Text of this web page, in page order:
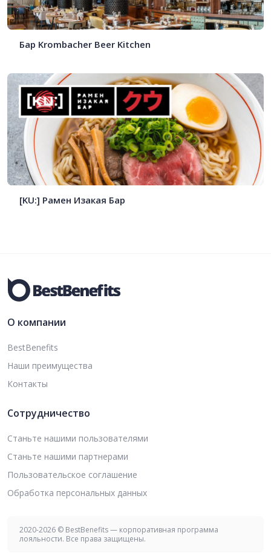
Бар Krombacher Beer Kitchen
[KU:] Рамен Изакая Бар
О компании
BestBenefits
Наши преимущества
Контакты
Сотрудничество
Станьте нашими пользователями
Станьте нашими партнерами
Пользовательское соглашение
Обработка персональных данных
2020-2026 © BestBenefits — корпоративная программа
лояльности. Все права защищены.